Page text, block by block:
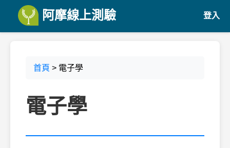
阿摩線上測驗 登入
首頁 > 電子學
電子學